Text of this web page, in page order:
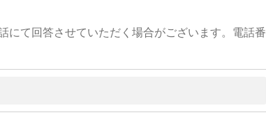
にて回答させていただく場合がございます。電話番